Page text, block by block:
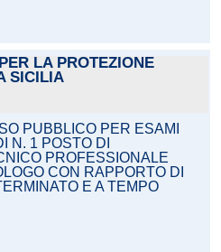
LA PROTEZIONE
SICILIA
PUBBLICO PER ESAMI
N. 1 POSTO DI
PROFESSIONALE
CON RAPPORTO DI
E A TEMPO